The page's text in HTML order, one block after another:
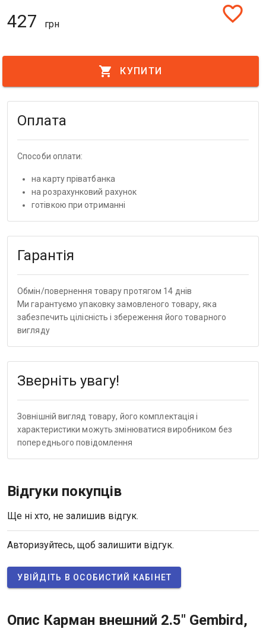
427 грн favorite_border
shopping_cart КУПИТИ
Оплата
Способи оплати:
на карту пріватбанка
на розрахунковий рахунок
готівкою при отриманні
Гарантія
Обмін/повернення товару протягом 14 днів
Ми гарантуємо упаковку замовленого товару, яка
забезпечить цілісність і збереження його товарного
вигляду
Зверніть увагу!
Зовнішній вигляд товару, його комплектація і
характеристики можуть змінюватися виробником без
попереднього повідомлення
Відгуки покупців
Ще ні хто, не залишив відгук.
Авторизуйтесь, щоб залишити відгук.
УВІЙДІТЬ В ОСОБИСТИЙ КАБІНЕТ
Опис Карман внешний 2.5" Gembird,